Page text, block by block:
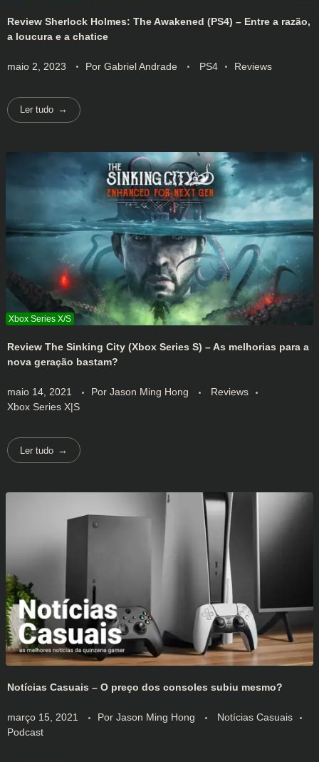
Review Sherlock Holmes: The Awakened (PS4) – Entre a razão,
a loucura e a chatice
maio 2, 2023 Por Gabriel Andrade PS4 Reviews
Ler tudo
Review The Sinking City (Xbox Series S) – As melhorias para a
nova geração bastam?
maio 14, 2021 Por Jason Ming Hong
Reviews
Xbox Series X|S
Ler tudo
Notícias Casuais – O preço dos consoles subiu mesmo?
março 15, 2021 Por Jason Ming Hong
Notícias Casuais
Podcast